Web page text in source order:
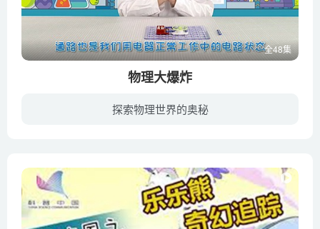
全48集
物理大爆炸
探索物理世界的奥秘